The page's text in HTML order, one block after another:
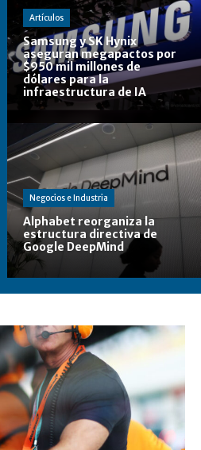
Artículos
Samsung y SK Hynix
aseguran megapactos por
$950 mil millones de
dólares para la
infraestructura de IA
Negocios e Industria
Alphabet reorganiza la
estructura directiva de
Google DeepMind